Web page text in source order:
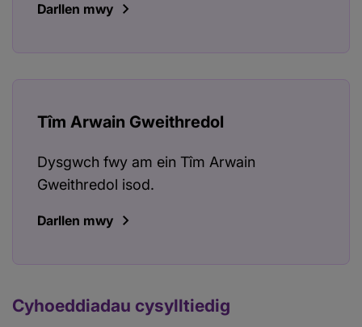
Darllen mwy
Tîm Arwain Gweithredol
Dysgwch fwy am ein Tîm Arwain
Gweithredol isod.
Darllen mwy
Cyhoeddiadau cysylltiedig